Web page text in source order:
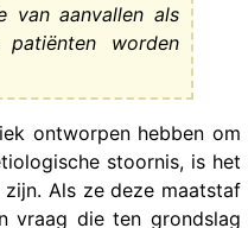
van aanvallen als
worden
ontworpen hebben om
stoornis, is het
Als ze deze maatstaf
vraag die ten grondslag